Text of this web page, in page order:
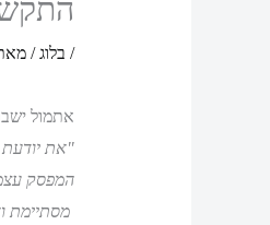
/ בלוג/
אתמול
"את
המפסק
מסתיימת